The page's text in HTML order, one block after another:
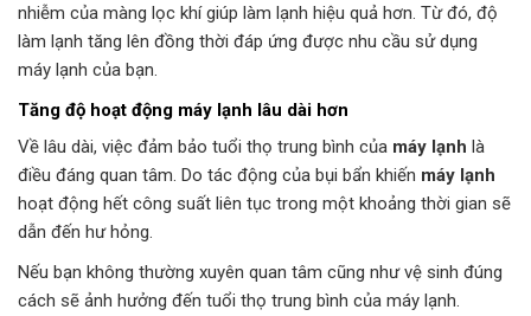
nhiễm của màng lọc khí giúp làm lạnh hiệu quả hơn. Từ đó, độ
làm lạnh tăng lên đồng thời đáp ứng được nhu cầu sử dụng
máy lạnh của bạn.
Tăng độ hoạt động máy lạnh lâu dài hơn
Về lâu dài, việc đảm bảo tuổi thọ trung bình của máy lạnh là
điều đáng quan tâm. Do tác động của bụi bẩn khiến máy lạnh
hoạt động hết công suất liên tục trong một khoảng thời gian sẽ
dẫn đến hư hỏng.
Nếu bạn không thường xuyên quan tâm cũng như vệ sinh đúng
cách sẽ ảnh hưởng đến tuổi thọ trung bình của máy lạnh.